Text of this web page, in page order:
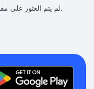
لم يتم العثور على مقالات مطابقة للبحث الذي تم تحديده.